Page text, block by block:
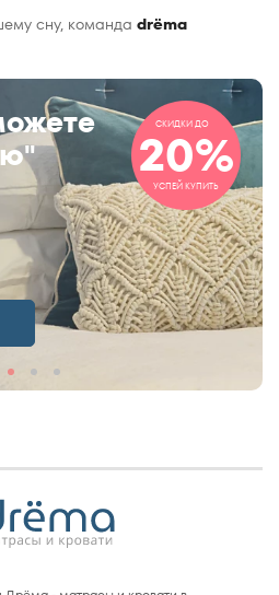
сну, команда drёma
СКИДКИ ДО
20%
УСПЕЙ КУПИТЬ